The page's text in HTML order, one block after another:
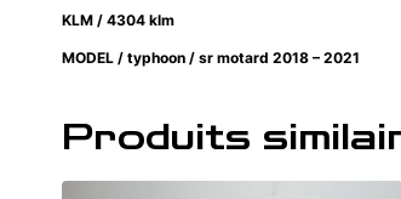
KLM / 4304 klm
MODEL / typhoon / sr motard 2018 – 2021
Produits